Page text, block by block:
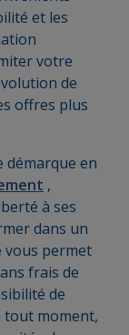
et les
votre
de
offres plus
démarque en
,
à ses
dans un
vous permet
frais de
de
moment,